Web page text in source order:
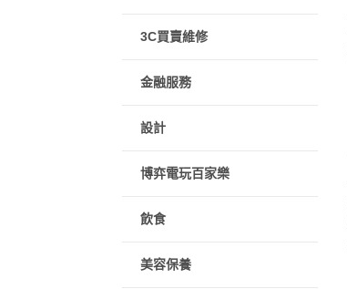
3C買賣維修
金融服務
設計
博弈電玩百家樂
飲食
美容保養